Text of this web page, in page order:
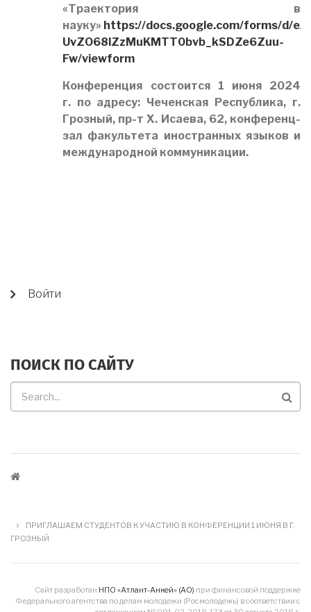
«Траектория в
науку» https://docs.google.com/forms/d/e/
UvZO68lZzMuKMTT0bvb_kSDZe6Zuu-
Fw/viewform
Конференция состоится 1 июня 2024
г. по адресу: Чеченская Республика, г.
Грозный, пр-т Х. Исаева, 62, конференц-
зал факультета иностранных языков и
международной коммуникации.
USER
Войти
ПОИСК ПО САЙТУ
СТРОКА
ПРИГЛАШАЕМ СТУДЕНТОВ К УЧАСТИЮ В КОНФЕРЕНЦИИ 1 ИЮНЯ В Г.
ГРОЗНЫЙ
Сайт разработан НПО «Атлант-Анкей» (АО) при финансовой поддержке
Федерального агентства по делам молодежи (Росмолодежь) в соответствии с